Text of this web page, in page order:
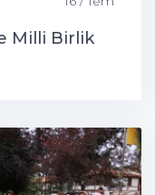
Milli Birlik